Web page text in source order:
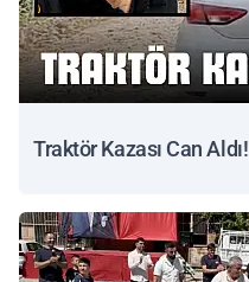
Traktör Kazası Can Aldı!